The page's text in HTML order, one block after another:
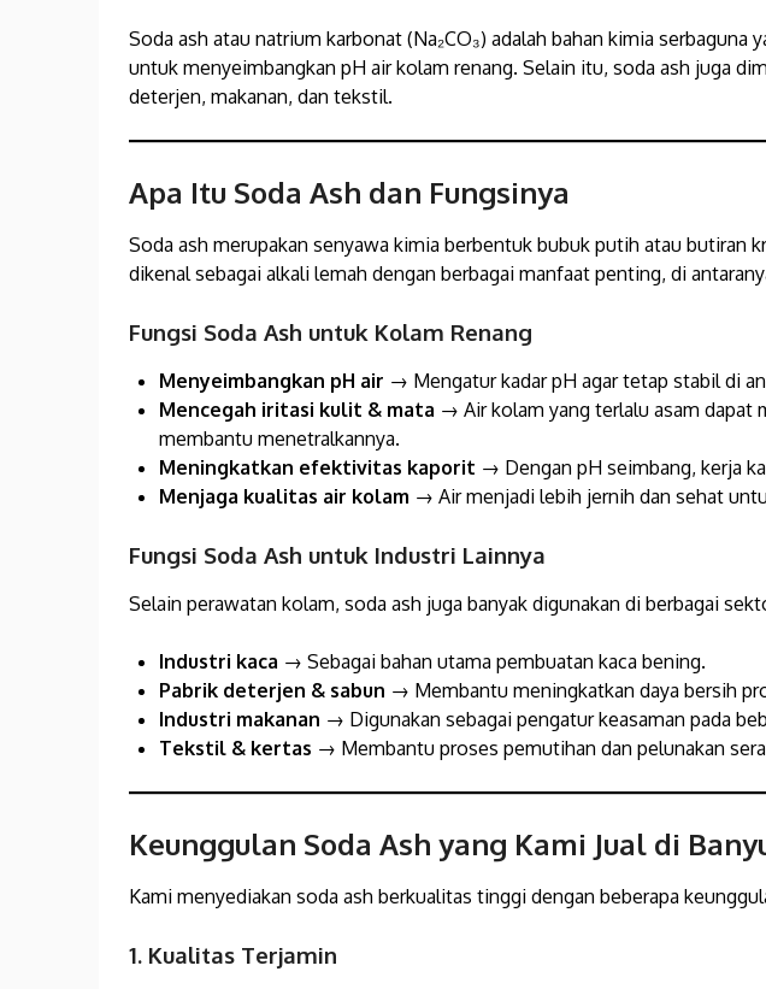
Soda ash atau natrium karbonat (Na₂CO₃) adalah bahan kimia serbaguna
untuk menyeimbangkan pH air kolam renang. Selain itu, soda ash juga
deterjen, makanan, dan tekstil.
Apa Itu Soda Ash dan Fungsinya
Soda ash merupakan senyawa kimia berbentuk bubuk putih atau butiran
dikenal sebagai alkali lemah dengan berbagai manfaat penting, di
Fungsi Soda Ash untuk Kolam Renang
Menyeimbangkan pH air → Mengatur kadar pH agar tetap stabil di
Mencegah iritasi kulit & mata → Air kolam yang terlalu asam dapat
membantu menetralkannya.
Meningkatkan efektivitas kaporit → Dengan pH seimbang, kerja
Menjaga kualitas air kolam → Air menjadi lebih jernih dan sehat
Fungsi Soda Ash untuk Industri Lainnya
Selain perawatan kolam, soda ash juga banyak digunakan di berbagai
Industri kaca → Sebagai bahan utama pembuatan kaca bening.
Pabrik deterjen & sabun → Membantu meningkatkan daya bersih
Industri makanan → Digunakan sebagai pengatur keasaman pada
Tekstil & kertas → Membantu proses pemutihan dan pelunakan
Keunggulan Soda Ash yang Kami Jual di
Kami menyediakan soda ash berkualitas tinggi dengan beberapa
1. Kualitas Terjamin